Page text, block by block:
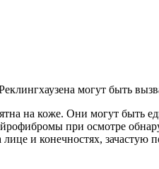
могут быть
на коже. Они могут быть
при осмотре
и конечностях,